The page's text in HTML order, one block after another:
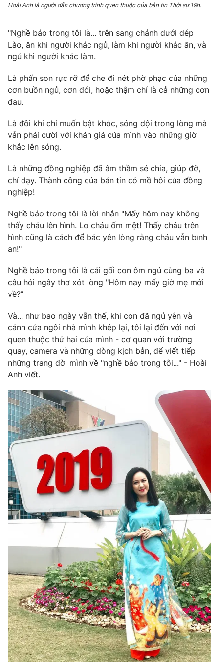
Video Shorts video
VTV Money VTV Thể thao
VTV Sức khoẻ
Thị trường 24h Tấm lòng Việt
VTV4 Vươn mình bằng AI
VTV9
Liên hệ tòa soạn English
THỜI BÁO VTV
Theo dõi báo trên
Cơ quan chủ quản: Đài Truyền hình Việt Nam
Cơ quan báo chí:Thời báo VTV
Giấy phép hoạt động báo in và báo điện tử số 483/GP-BTTTT
Tổng Biên tập: Vũ Thanh Thủy
Phó Tổng Biên tập:
Nguyễn Thị Mỹ Hạnh, Phạm Quốc Thắng,
Nguyễn Trọng Ninh
Tổng đài VTV:024.38 355 931 - 024.38 355 932
Ðiện thoại Thời báo VTV:024.66 897 897
Email:
toasoan@vtv.vn
Liên hệ quảng cáo:
024-7300.7108
® Cấm sao chép dưới mọi hình thức nếu không có sự chấp
thuận bằng văn bản. Ghi rõ nguồn VTV.vn khi phát hành lại
thông tin từ website này.
Hoài Anh là người dẫn chương trình quen thuộc của bản tin Thời sự 19h.
"Nghề báo trong tôi là... trên sang chảnh dưới dép
Lào, ăn khi người khác ngủ, làm khi người khác ăn, và
ngủ khi người khác làm.
Là phấn son rực rỡ để che đi nét phờ phạc của những
cơn buồn ngủ, cơn đói, hoặc thậm chí là cả những cơn
đau.
Là đôi khi chỉ muốn bật khóc, sóng dội trong lòng mà
vẫn phải cười với khán giả của mình vào những giờ
khắc lên sóng.
Là những đồng nghiệp đã âm thầm sẻ chia, giúp đỡ,
chỉ dạy. Thành công của bản tin có mồ hôi của đồng
nghiệp!
Nghề báo trong tôi là lời nhắn "Mấy hôm nay không
thấy cháu lên hình. Lo cháu ốm mệt! Thấy cháu trên
hình cũng là cách để bác yên lòng rằng cháu vẫn bình
an!"
Nghề báo trong tôi là cái gối con ôm ngủ cùng ba và
câu hỏi ngây thơ xót lòng "Hôm nay mấy giờ mẹ mới
về?"
Và... như bao ngày vẫn thế, khi con đã ngủ yên và
cánh cửa ngôi nhà mình khép lại, tôi lại đến với nơi
quen thuộc thứ hai của mình - cơ quan với trường
quay, camera và những dòng kịch bản, để viết tiếp
những trang đời mình về "nghề báo trong tôi..." - Hoài
Anh viết.